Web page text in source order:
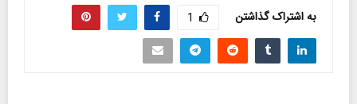
به اشتراک گذاشتن 1